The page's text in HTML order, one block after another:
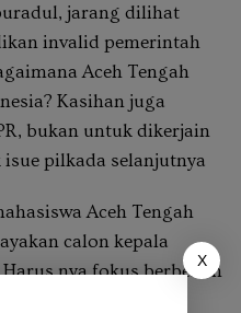
jarang dilihat
invalid pemerintah
Aceh Tengah
Kasihan juga
bukan untuk dikerjain
pilkada selanjutnya
Aceh Tengah
calon kepala
nya fokus berbenah
kesah.
X